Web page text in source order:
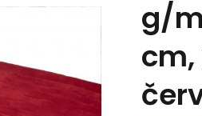
g/